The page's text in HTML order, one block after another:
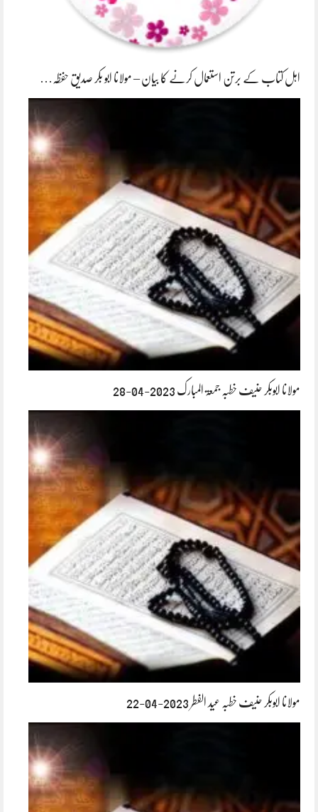
اہل کتاب کے برتن استعمال کرنے کا بیان – مولانا ابو بکر صدیق حفظہ…
مولانا ابوبکر حنیف خطبہ جمعۃ المبارک 2023-04-28
مولانا ابوبکر حنیف خطبہ عید الفطر 2023-04-22